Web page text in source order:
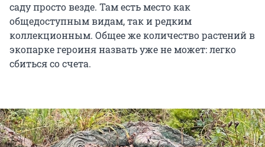
саду просто везде. Там есть место как
общедоступным видам, так и редким
коллекционным. Общее же количество растений в
экопарке героиня назвать уже не может: легко
сбиться со счета.